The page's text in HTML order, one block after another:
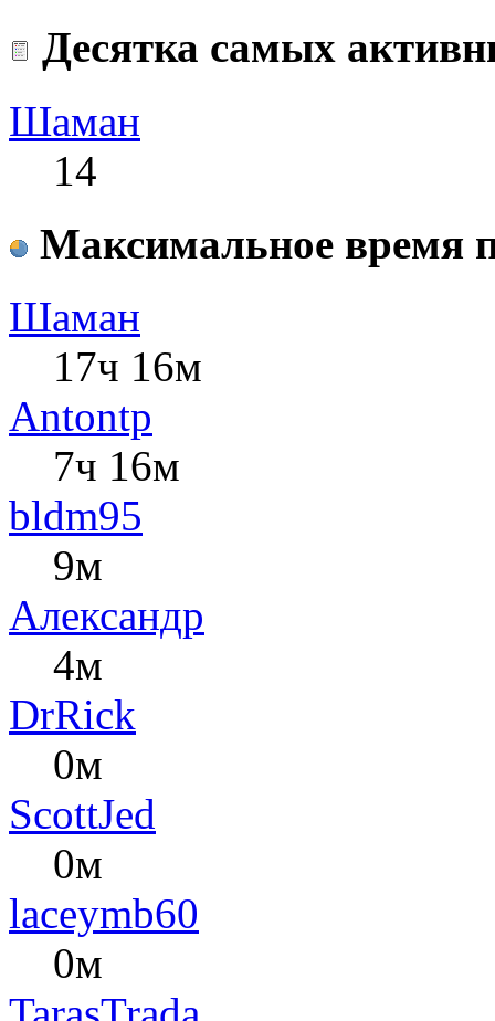
Десятка самых
Шаман
14
Максимальное время
Шаман
17ч 16м
Antontp
7ч 16м
bldm95
9м
Александр
4м
DrRick
0м
ScottJed
0м
laceymb60
0м